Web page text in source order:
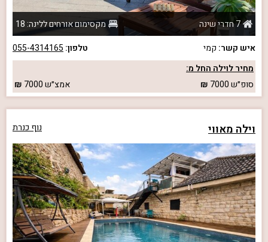
7 חדרי שינה
מקסימום אורחים ללינה: 18
איש קשר: קמי טלפון: 055-4314165
מחיר לוילה החל מ:
סופ״ש7000 אמצ״ש7000
וילה מאווי נוף כנרת